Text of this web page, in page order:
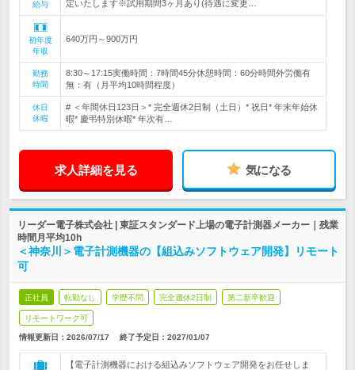
給与 定いたします※試用期間3ヶ月あり(待遇に変更…
初年度
年収
640万円～900万円
勤務
時間
8:30～17:15実働時間：7時間45分休憩時間：60分時間外労働有
無：有（月平均10時間程度）
休日
休暇
# ＜年間休日123日＞* 完全週休2日制（土日）* 祝日* 年末年始休
暇* 慶弔特別休暇* 年次有…
求人詳細を見る 気になる
リーダー電子株式会社 | 東証スタンダード上場の電子計測器メーカー｜残業
時間月平均10h
＜神奈川＞電子計測機器の【組込みソフトウェア開発】リモート
可
正社員 転勤なし 学歴不問 完全週休2日制 第二新卒歓迎
リモートワーク可
情報更新日：2026/07/17 終了予定日： 2027/01/07
【電子計測機器における組込みソフトウェア開発をお任せしま